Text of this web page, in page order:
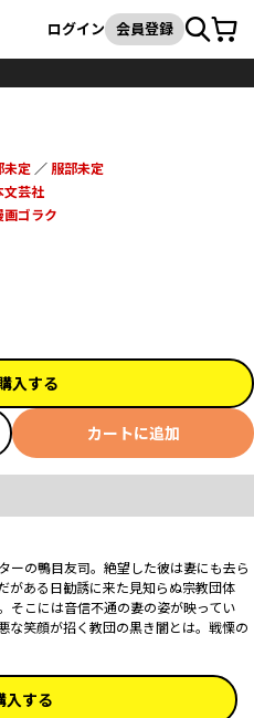
検索
ログイン 会員登録カート
未定／ 服部未定
文芸社
画ゴラク
入する
カートに追加
ーの鴨目友司。絶望した彼は妻にも去ら
がある日勧誘に来た見知らぬ宗教団体
そこには音信不通の妻の姿が映ってい
笑顔が招く教団の黒き闇とは。戦慄の
入する